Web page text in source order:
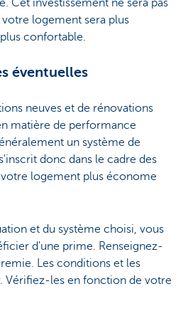
Cet investissement ne sera pas
logement sera plus
confortable.
éventuelles
neuves et de rénovations
matière de performance
un système de
donc dans le cadre des
logement plus économe
et du système choisi, vous
d'une prime. Renseignez-
Les conditions et les
Vérifiez-les en fonction de votre